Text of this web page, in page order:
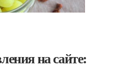
на сайте: